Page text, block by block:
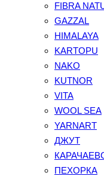
FIBRA
GAZZAL
HIMALAYA
KARTOPU
NAKO
KUTNOR
VITA
WOOL SEA
YARNART
ДЖУТ
ПЕХОРКА